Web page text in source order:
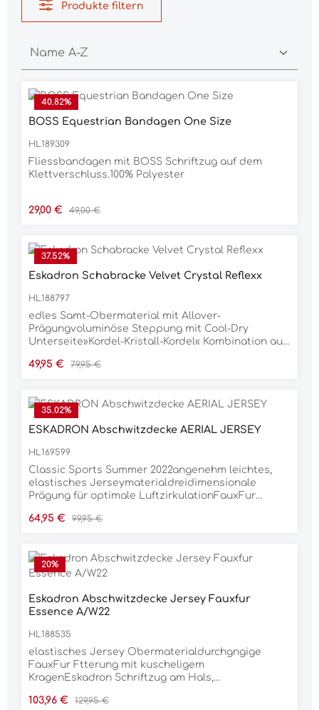
Produkte filtern
40.82%
BOSS Equestrian Bandagen One Size
HL189309
Fliessbandagen mit BOSS Schriftzug auf dem
Klettverschluss.100% Polyester
Verkaufspreis:
29,00 € Regulärer Preis:
49,00 €
37.52%
Eskadron Schabracke Velvet Crystal Reflexx
HL188797
edles Samt-Obermaterial mit Allover-
Prägungvoluminöse Steppung mit Cool-Dry
Unterseite»Kordel-Kristall-Kordel« Kombination auf
FrontfixierungGurtschlaufe mit dreifacher
PolyesterPflegehinweisemaschinenwaschbar bei
30 °Ckeinen Weichspüler verwendennicht
trocknergeeignet
Verkaufspreis:
49,95 € Regulärer Preis:
79,95 €
35.02%
ESKADRON Abschwitzdecke AERIAL JERSEY
HL169599
Classic Sports Summer 2022angenehm leichtes,
elastisches Jerseymaterialdreidimensionale
Prägung für optimale LuftzirkulationFauxFur
Metallic-SchriftzugLurex-Kordel auf breiter Glossy-
Kreuzbegurtungintegrierter
SchweifriemenMaterial:95 % Polyester, 5 %
Verkaufspreis:
64,95 € Regulärer Preis:
99,95 €
20%
Eskadron Abschwitzdecke Jersey Fauxfur
Essence A/W22
HL188535
elastisches Jersey Obermaterialdurchgngige
FauxFur Ftterung mit kuscheligem
KragenEskadron Schriftzug am Hals,
Glossy-Einfassung mit
Verkaufspreis:
103,96 € Regulärer Preis:
129,95 €